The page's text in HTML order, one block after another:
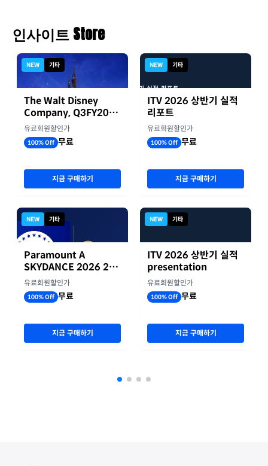
인사이트 Store
NEW 기타
The Walt Disney
Company, Q3FY2026
실적자료
유료회원할인가
100% Off 무료
지금 구매하기
NEW 기타
Paramount A
SKYDANCE 2026 2분
기 실적
유료회원할인가
100% Off 무료
지금 구매하기
NEW 기타
ITV 2026 상반기 실적
리포트
유료회원할인가
100% Off 무료
지금 구매하기
NEW 기타
ITV 2026 상반기 실적
presentation
유료회원할인가
100% Off 무료
지금 구매하기